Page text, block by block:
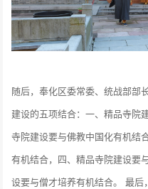
随后，奉化区委常委、统战部部
建设的五项结合：一、精品寺院
寺院建设要与佛教中国化有机结
有机结合，四、精品寺院建设要
设要与僧才培养有机结合。 最